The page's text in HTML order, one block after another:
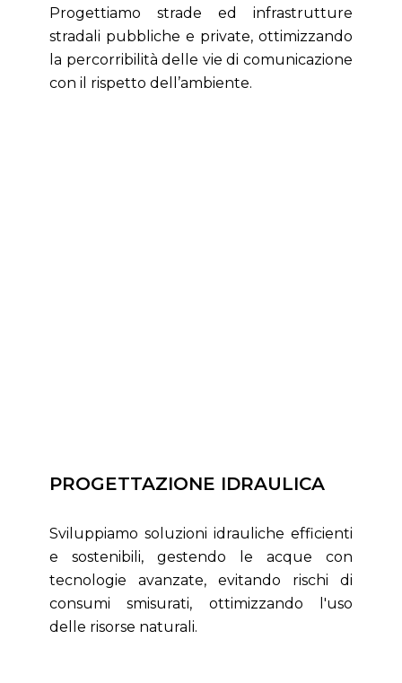
Progettiamo strade ed infrastrutture
stradali pubbliche e private, ottimizzando
la percorribilità delle vie di comunicazione
con il rispetto dell’ambiente.
PROGETTAZIONE IDRAULICA
Sviluppiamo soluzioni idrauliche efficienti
e sostenibili, gestendo le acque con
tecnologie avanzate, evitando rischi di
consumi smisurati, ottimizzando l'uso
delle risorse naturali.